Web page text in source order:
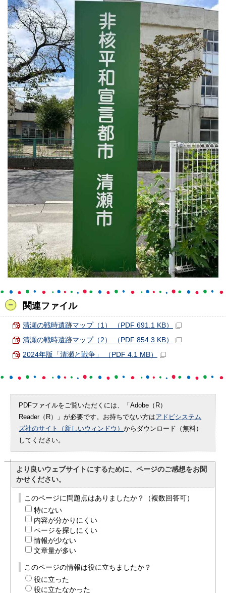
関連ファイル
清瀬の戦時遺跡マップ（1） （PDF 691.1 KB）
清瀬の戦時遺跡マップ（2） （PDF 854.3 KB）
2024年版「清瀬と戦争」 （PDF 4.1 MB）
PDFファイルをご覧いただくには、「Adobe（R）
Reader（R）」が必要です。お持ちでない方はアドビシステム
ズ社のサイト（新しいウィンドウ）からダウンロード（無料）
してください。
より良いウェブサイトにするために、ページのご感想をお聞
かせください。
このページに問題点はありましたか？（複数回答可）
特にない
内容が分かりにくい
ページを探しにくい
情報が少ない
文章量が多い
このページの情報は役に立ちましたか？
役に立った
役に立たなかった